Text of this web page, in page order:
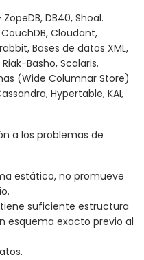
DB40, Shoal.
Cloudant,
Bases de datos XML,
Basho, Scalaris.
(Wide Columnar Store)
Hypertable, KAI,
a los problemas de
estático, no promueve
suficiente estructura
esquema exacto previo al